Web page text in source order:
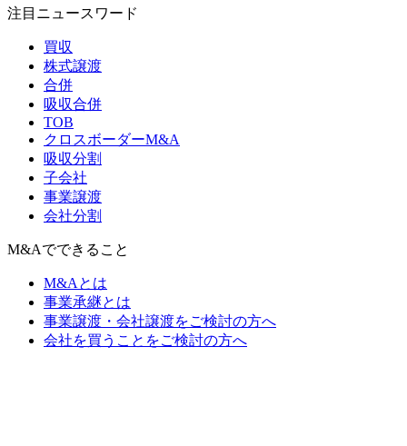
注目ニュースワード
買収
株式譲渡
合併
吸収合併
TOB
クロスボーダーM&A
吸収分割
子会社
事業譲渡
会社分割
M&Aでできること
M&Aとは
事業承継とは
事業譲渡・会社譲渡をご検討の方へ
会社を買うことをご検討の方へ